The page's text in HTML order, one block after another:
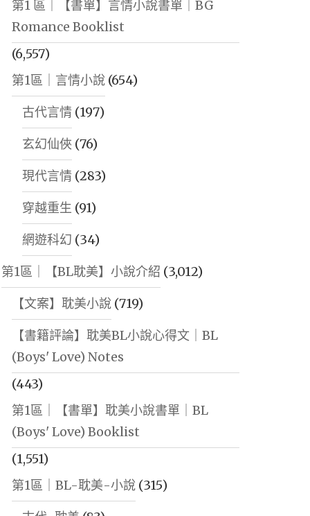
第1 區｜【書單】言情小說書單｜BG
Romance Booklist
(6,557)
第1區｜言情小說(654)
古代言情(197)
玄幻仙俠 (76)
現代言情(283)
穿越重生 (91)
網遊科幻 (34)
第1區｜【BL耽美】小說介紹 (3,012)
【文案】耽美小說(719)
【書籍評論】耽美BL小說心得文｜BL
(Boys' Love) Notes
(443)
第1區｜【書單】耽美小說書單｜BL
(Boys' Love) Booklist
(1,551)
第1區｜BL-耽美-小說(315)